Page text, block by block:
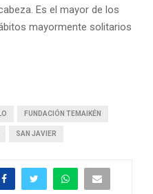
Es el mayor de los
mayormente solitarios
FUNDACIÓN TEMAIKÉN
SAN JAVIER